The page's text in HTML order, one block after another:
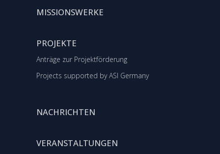
MISSIONSWERKE
PROJEKTE
Anträge zur Projektförderung
Projects supported by ASI Germany
NACHRICHTEN
VERANSTALTUNGEN